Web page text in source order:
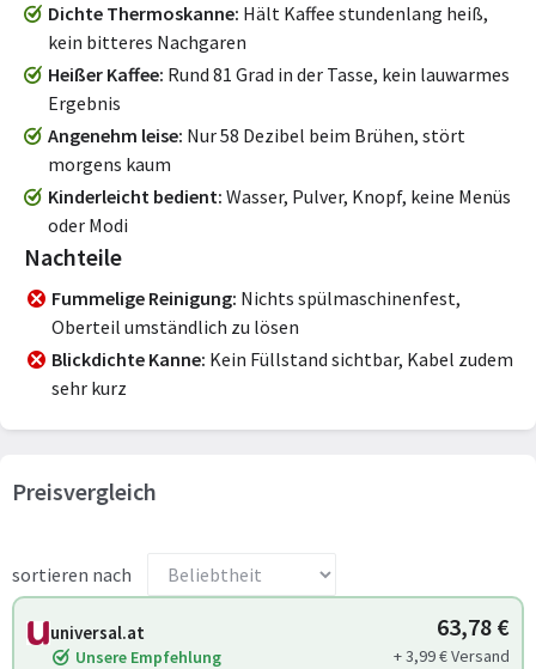
Dichte Thermoskanne Hält Kaffee stundenlang heiß,
kein bitteres Nachgaren
Heißer Kaffee Rund 81 Grad in der Tasse, kein lauwarmes
Ergebnis
Angenehm leise Nur 58 Dezibel beim Brühen, stört
morgens kaum
Kinderleicht bedient Wasser, Pulver, Knopf, keine Menüs
oder Modi
Nachteile
Fummelige Reinigung Nichts spülmaschinenfest,
Oberteil umständlich zu lösen
Blickdichte Kanne Kein Füllstand sichtbar, Kabel zudem
sehr kurz
Preisvergleich
sortieren nach
universal.at
Unsere Empfehlung
63,78 €
+ 3,99 € Versand